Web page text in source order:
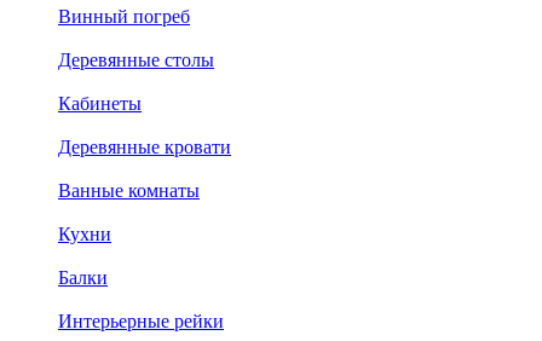
Винный погреб
Деревянные столы
Кабинеты
Деревянные кровати
Ванные комнаты
Кухни
Балки
Интерьерные рейки